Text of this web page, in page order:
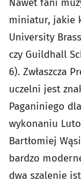
Nawet fani
miniatur, jakie
University
czy Guildhall
6). Zwłaszcza
uczelni jest
Paganiniego
wykonaniu
Bartłomiej
bardzo
dwa szalenie